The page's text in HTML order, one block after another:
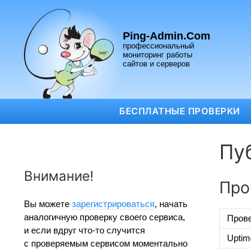
Ping-Admin.Com
профессиональный
мониторинг работы
сайтов и серверов
БЕСПЛАТНЫЕ ПРОВЕРКИ
Внимание!
Вы можете зарегистрироваться, начать
аналогичную проверку своего сервиса,
и если вдруг что-то случится
с проверяемым сервисом моментально